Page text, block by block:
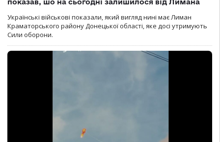
показав, шо на сьогодні залишилося від Лимана
Українські військові показали, який вигляд нині має Лиман
Краматорського району Донецької області, яке досі утримують
Сили оборони.